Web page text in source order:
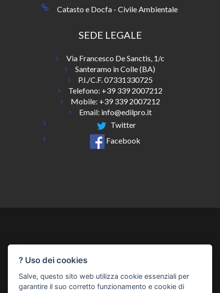
Catasto e Docfa - Civile Ambientale
SEDE LEGALE
Via Francesco De Sanctis, 1/c
Santeramo in Colle (BA)
P.I./C.F. 07331330725
Telefono: +39 339 2007212
Mobile: +39 339 2007212
Email: info@edilpro.it
Twitter
Facebook
Registrazione
Privacy Preferenze Cookie
? Uso dei cookies
Salve, questo sito web utilizza cookie essenziali per
garantire il suo corretto funzionamento e cookie di